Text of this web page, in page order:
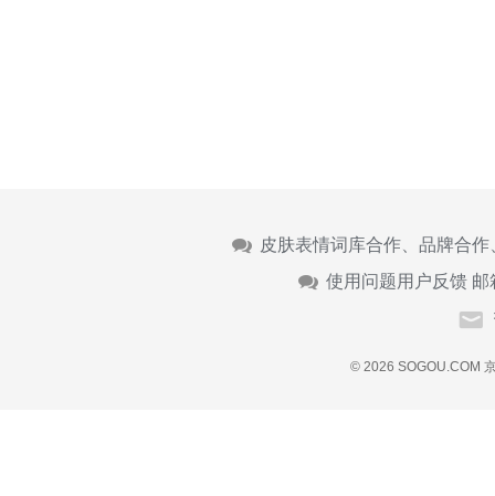
皮肤表情词库合作、品牌合
使用问题用户反馈 邮
© 2026 SOGOU.COM